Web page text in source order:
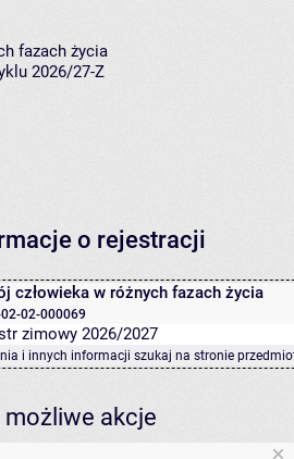
fazach życia
2026/27-Z
o rejestracji
człowieka w różnych fazach życia
02-02-000069
zimowy 2026/2027
i innych informacji szukaj na stronie
akcje